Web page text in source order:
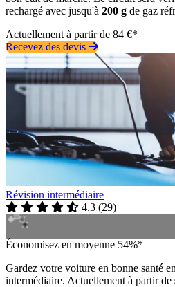
rechargé avec jusqu'à 200 g de gaz
Actuellement à partir de 84 €*
Recevez des devis
Révision intermédiaire
4.3 (29)
Économisez en moyenne 54%*
Gardez votre voiture en bonne santé
intermédiaire. Actuellement à partir de